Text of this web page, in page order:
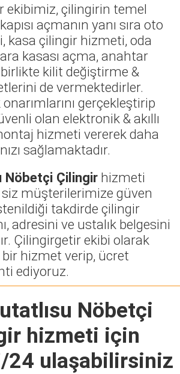
ekibimiz, çilingirin temel
açmanın yanı sıra oto
kasa çilingir hizmeti, oda
kasası açma, anahtar
kilit değiştirme &
de vermektedirler.
onarımlarını gerçekleştirip
olan elektronik & akıllı
hizmeti vererek daha
sağlamaktadır.
Nöbetçi Çilingir hizmeti
müşterilerimize güven
takdirde çilingir
adresini ve ustalık belgesini
Çilingirgetir ekibi olarak
hizmet verip, ücret
ediyoruz.
Nöbetçi
hizmeti için
24 ulaşabilirsiniz